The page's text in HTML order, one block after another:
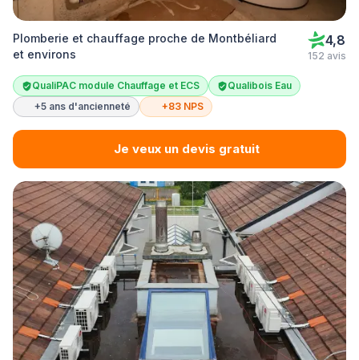
Plomberie et chauffage proche de Montbéliard
et environs
4,8
152 avis
QualiPAC module Chauffage et ECS
Qualibois Eau
+5 ans d'ancienneté
+83 NPS
Je veux un devis gratuit